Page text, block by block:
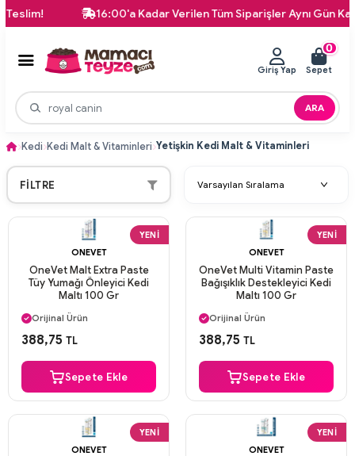
16:00'a Kadar Verilen Tüm Siparişler Aynı Gün Kargoda!
ARA
Giriş Yap
0
Sepet
Kedi Kedi Malt & Vitaminleri Yetişkin Kedi Malt & Vitaminleri
FILTRE
YENI
ONEVET
OneVet Malt Extra Paste
Tüy Yumağı Önleyici Kedi
Maltı 100 Gr
Aynı Gün Kargo
Orijinal Ürün
Güvenli Ödeme
388,75 TL
Sepete Ekle
YENI
ONEVET
OneVet Multi Vitamin Paste
Bağışıklık Destekleyici Kedi
Maltı 100 Gr
Aynı Gün Kargo
Orijinal Ürün
Güvenli Ödeme
388,75 TL
Sepete Ekle
YENI
ONEVET
YENI
ONEVET